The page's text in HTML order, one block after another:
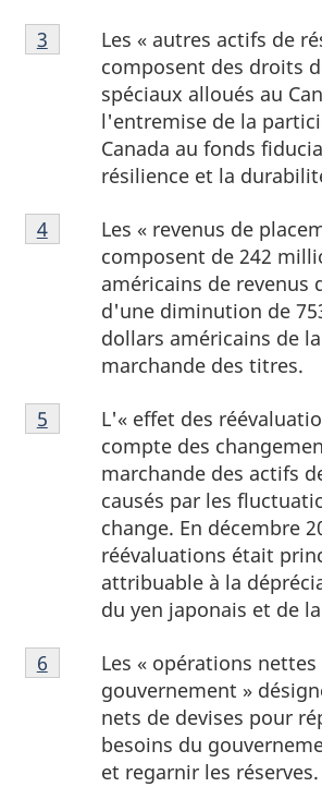
Note
de
Les « autres actifs de
composent des droits
spéciaux alloués au
l'entremise de la
Canada au fonds
résilience et la
Retour à la référence de la
3
Note
de
Les « revenus de
composent de 242
américains de revenus
d'une diminution de
dollars américains de
marchande des titres.
Retour à la référence de la
4
Note
de
L'« effet des
compte des
marchande des actifs
causés par les
change. En décembre
réévaluations était
attribuable à la
du yen japonais et de
Retour à la référence de la
5
Note
de
Les « opérations nettes
gouvernement »
nets de devises pour
besoins du
et regarnir les réserves.
Retour à la référence de la
6